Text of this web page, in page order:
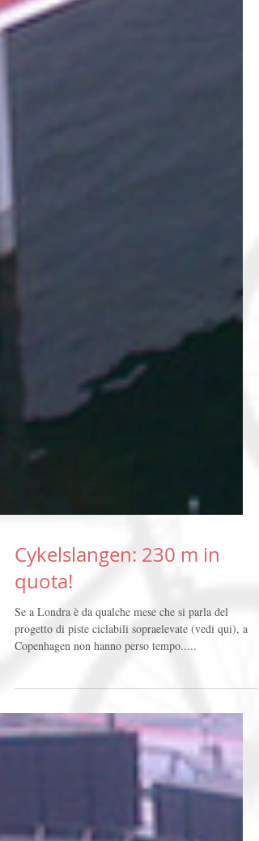
Cykelslangen: 230 m in
quota!
Se a Londra è da qualche mese che si parla del
progetto di piste ciclabili sopraelevate (vedi qui), a